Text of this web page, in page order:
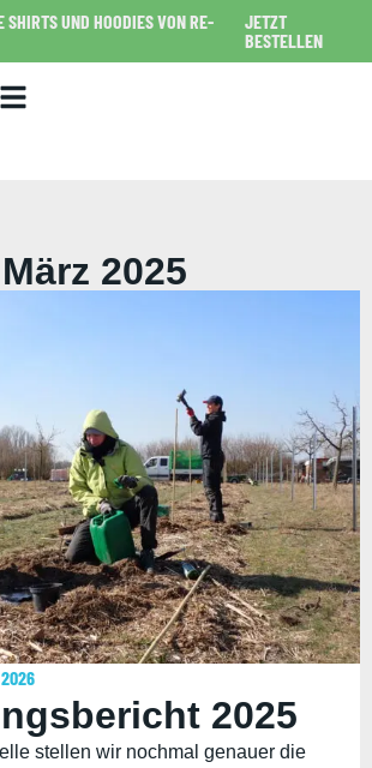
SHIRTS UND HOODIES VON RE-
JETZT
BESTELLEN
2025
2025
stellen wir nochmal genauer die